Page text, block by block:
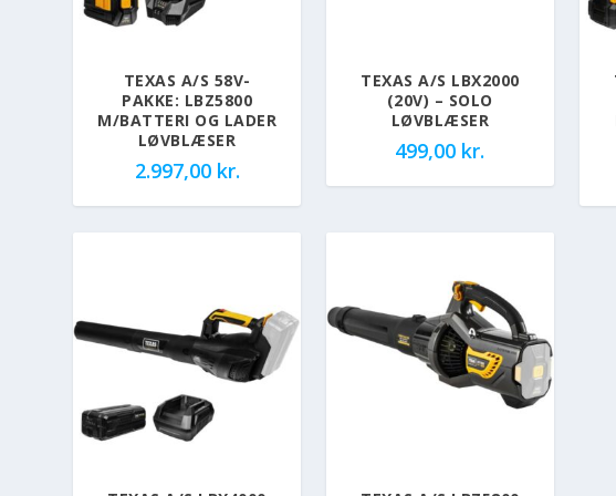
TEXAS A/S 58V-
PAKKE: LBZ5800
M/BATTERI OG LADER
LØVBLÆSER
2.997,00 kr.
TEXAS A/S LBX2000
(20V) – SOLO
LØVBLÆSER
499,00 kr.